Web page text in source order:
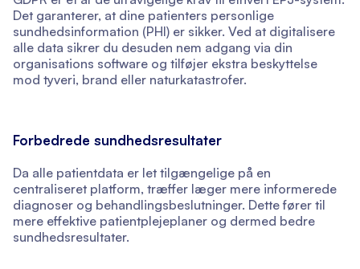
Det garanterer, at dine patienters personlige
sundhedsinformation (PHI) er sikker. Ved at digitalisere
alle data sikrer du desuden nem adgang via din
organisations software og tilføjer ekstra beskyttelse
mod tyveri, brand eller naturkatastrofer.
Forbedrede sundhedsresultater
Da alle patientdata er let tilgængelige på en
centraliseret platform, træffer læger mere informerede
diagnoser og behandlingsbeslutninger. Dette fører til
mere effektive patientplejeplaner og dermed bedre
sundhedsresultater.